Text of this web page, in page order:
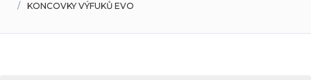
KONCOVKY VÝFUKŮ EVO